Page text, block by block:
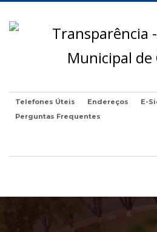
Telefones Úteis Endereços
E-
Perguntas Frequentes